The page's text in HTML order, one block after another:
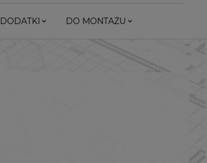
DODATKI DO MONTAŻU